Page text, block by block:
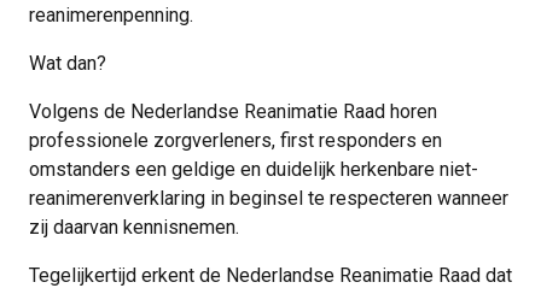
reanimerenpenning.
Wat dan?
Volgens de Nederlandse Reanimatie Raad horen
professionele zorgverleners, first responders en
omstanders een geldige en duidelijk herkenbare niet-
reanimerenverklaring in beginsel te respecteren wanneer
zij daarvan kennisnemen.
Tegelijkertijd erkent de Nederlandse Reanimatie Raad dat